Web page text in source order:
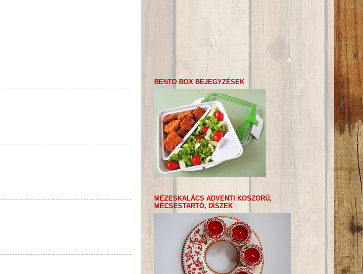
BENTO BOX BEJEGYZÉSEK
MÉZESKALÁCS ADVENTI KOSZORÚ,
MÉCSESTARTÓ, DÍSZEK